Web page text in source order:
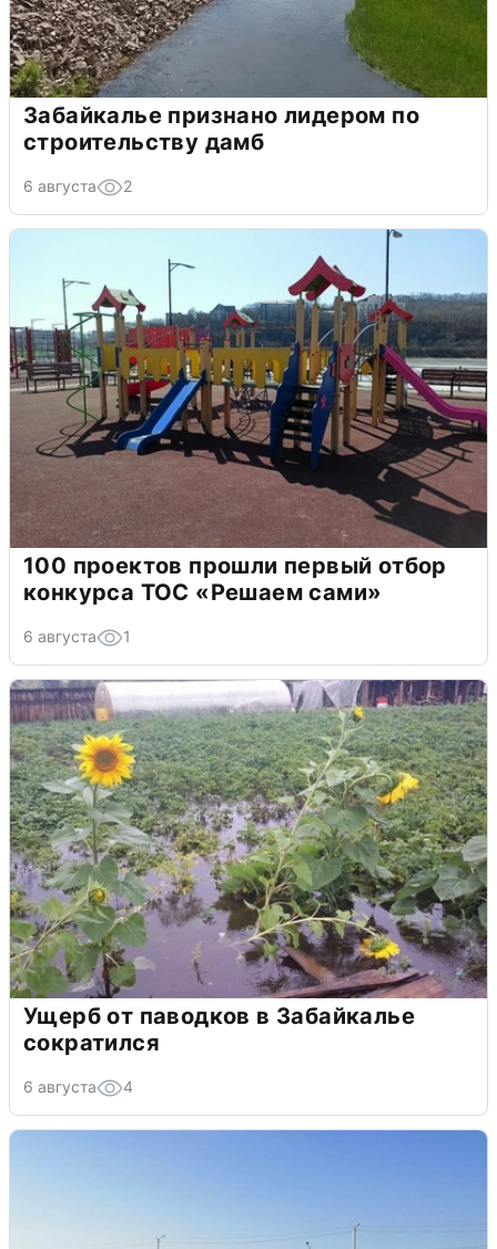
Забайкалье признано лидером по
строительству дамб
6 августа 2
100 проектов прошли первый отбор
конкурса ТОС «Решаем сами»
6 августа 1
Ущерб от паводков в Забайкалье
сократился
6 августа 4